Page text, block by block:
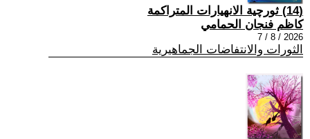
(14) ثورچية الانهيارات المتراكمة
كاظم فنجان الحمامي
2026 / 8 / 7
الثورات والانتفاضات الجماهيرية